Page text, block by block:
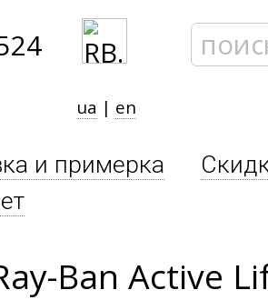
ua | en
и примерка
Ban Active